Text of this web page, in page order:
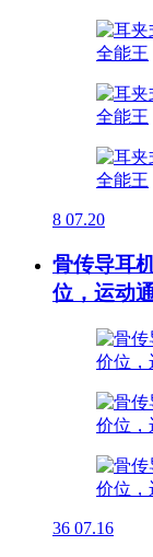
8 07.20
骨传导耳
位，运动
36 07.16